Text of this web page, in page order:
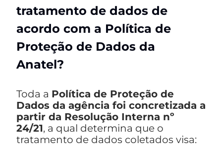
tratamento de dados de
acordo com a Política de
Proteção de Dados da
Anatel?
Toda a Política de Proteção de
Dados da agência foi concretizada a
partir da Resolução Interna nº
24/21, a qual determina que o
tratamento de dados coletados visa: